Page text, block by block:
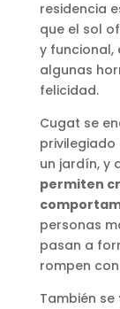
residencia
que el sol
y funcional,
algunas
felicidad.
Cugat se
privilegiado
un jardín, y
permiten
personas
pasan a
rompen
También se